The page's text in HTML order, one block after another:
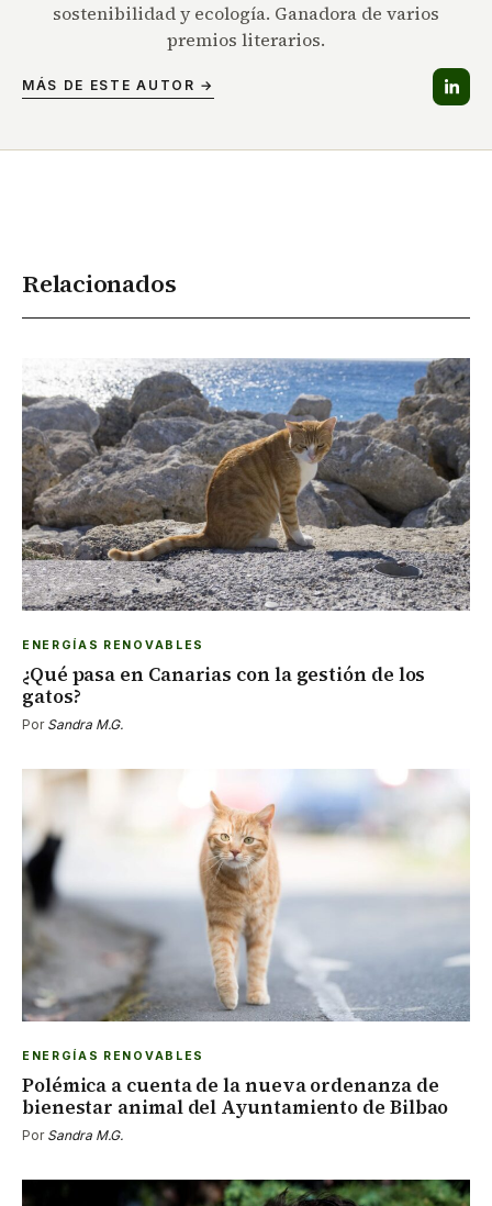
sostenibilidad y ecología. Ganadora de varios
premios literarios.
MÁS DE ESTE AUTOR →
Relacionados
ENERGÍAS RENOVABLES
¿Qué pasa en Canarias con la gestión de los
gatos?
Por Sandra M.G.
ENERGÍAS RENOVABLES
Polémica a cuenta de la nueva ordenanza de
bienestar animal del Ayuntamiento de Bilbao
Por Sandra M.G.